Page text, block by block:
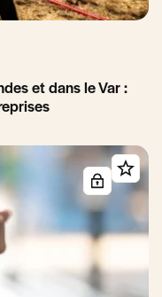
et dans le Var :